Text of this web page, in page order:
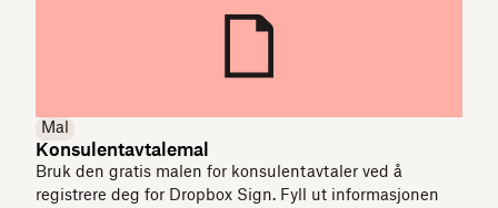
Mal
Konsulentavtalemal
Bruk den gratis malen for konsulentavtaler ved å
registrere deg for Dropbox Sign. Fyll ut informasjonen